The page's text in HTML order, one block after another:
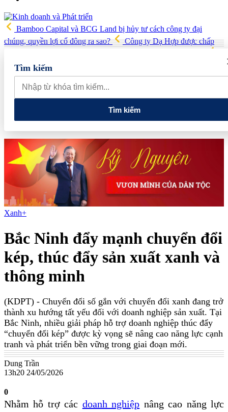
Bamboo Capital và BCG Land bị hủy tư cách công ty đại
chúng, quyền lợi cổ đông ra sao?
Công ty Dạ Hợp được chấp
Gia đình Chủ tịch DIC Corp tiếp tục bị bán giải chấp hơn 8 triệu cổ
phiếu, doanh nghiệp mới hoàn thành khoảng 1/4 kế hoạch năm
Giá vàng sáng nay (7/8): Vàng SJC quay đầu giảm sâu
các cơ chế, chính sách đặc thù để thúc đẩy phát triển khu kinh tế đặc
Tìm kiếm
Tìm kiếm
Xanh+
Bắc Ninh đẩy mạnh chuyển đổi
kép, thúc đẩy sản xuất xanh và
thông minh
(KDPT) - Chuyển đổi số gắn với chuyển đổi xanh đang trở
thành xu hướng tất yếu đối với doanh nghiệp sản xuất. Tại
Bắc Ninh, nhiều giải pháp hỗ trợ doanh nghiệp thúc đẩy
“chuyển đổi kép” được kỳ vọng sẽ nâng cao năng lực cạnh
tranh và phát triển bền vững trong giai đoạn mới.
Dung Trần
13h20 24/05/2026
0
Nhằm hỗ trợ các doanh nghiệp nâng cao năng lực